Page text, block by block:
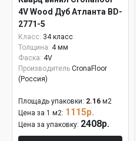
4V Wood Дуб Атланта BD-
2771-5
Класс: 34 класс
Толщина: 4 мм
Фаска: 4V
Производитель CronaFloor
(Россия)
Площадь упаковки: 2.16 м2
Цена за 1 м2: 1115р.
Цена за упаковку: 2408р.